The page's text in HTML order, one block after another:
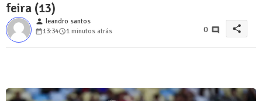
feira (13)
person leandro santos
13:34
1 minutos atrás 0 share